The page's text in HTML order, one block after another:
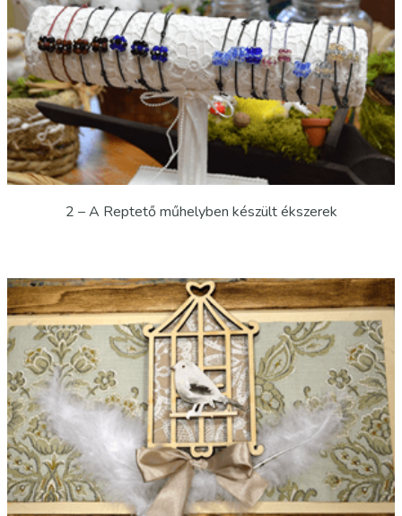
2 – A Reptető műhelyben készült ékszerek